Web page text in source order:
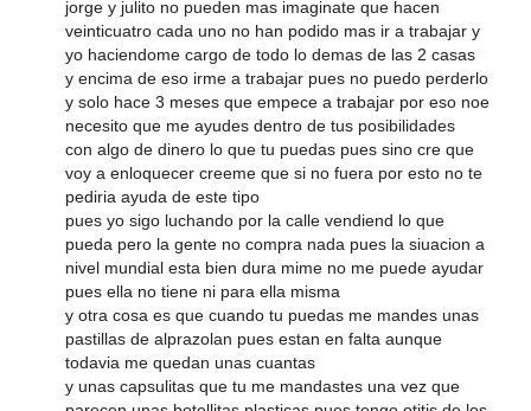
jorge y julito no pueden mas imaginate que hacen
veinticuatro cada uno no han podido mas ir a trabajar y
yo haciendome cargo de todo lo demas de las 2 casas
y encima de eso irme a trabajar pues no puedo perderlo
y solo hace 3 meses que empece a trabajar por eso noe
necesito que me ayudes dentro de tus posibilidades
con algo de dinero lo que tu puedas pues sino cre que
voy a enloquecer creeme que si no fuera por esto no te
pediria ayuda de este tipo
pues yo sigo luchando por la calle vendiend lo que
pueda pero la gente no compra nada pues la siuacion a
nivel mundial esta bien dura mime no me puede ayudar
pues ella no tiene ni para ella misma
y otra cosa es que cuando tu puedas me mandes unas
pastillas de alprazolan pues estan en falta aunque
todavia me quedan unas cuantas
y unas capsulitas que tu me mandastes una vez que